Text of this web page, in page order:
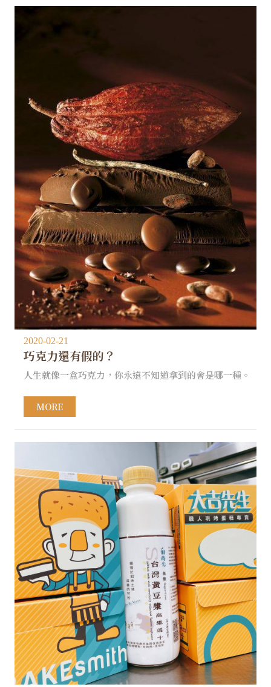
2020-02-21
巧克力還有假的？
人生就像一盒巧克力，你永遠不知道拿到的會是哪一種。
MORE